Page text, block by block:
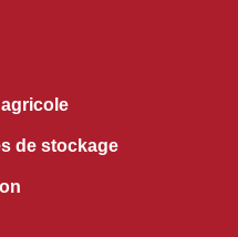
de stockage